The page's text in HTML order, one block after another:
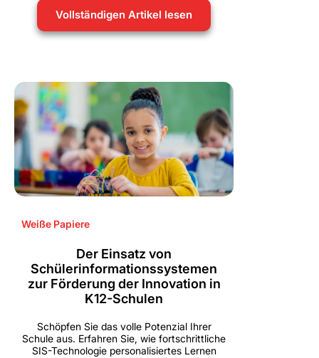
Vollständigen Artikel lesen
Weiße Papiere
Der Einsatz von
Schülerinformationssystemen
zur Förderung der Innovation in
K12-Schulen
Schöpfen Sie das volle Potenzial Ihrer
Schule aus. Erfahren Sie, wie fortschrittliche
SIS-Technologie personalisiertes Lernen